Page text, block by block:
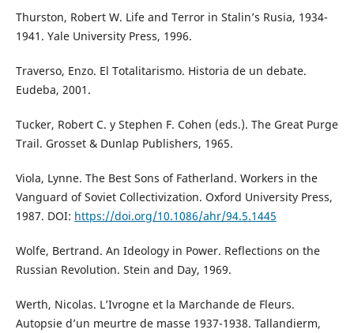
Thurston, Robert W. Life and Terror in Stalin’s Rusia, 1934-
1941. Yale University Press, 1996.
Traverso, Enzo. El Totalitarismo. Historia de un debate.
Eudeba, 2001.
Tucker, Robert C. y Stephen F. Cohen (eds.). The Great Purge
Trail. Grosset & Dunlap Publishers, 1965.
Viola, Lynne. The Best Sons of Fatherland. Workers in the
Vanguard of Soviet Collectivization. Oxford University Press,
1987. DOI: https://doi.org/10.1086/ahr/94.5.1445
Wolfe, Bertrand. An Ideology in Power. Reflections on the
Russian Revolution. Stein and Day, 1969.
Werth, Nicolas. L’Ivrogne et la Marchande de Fleurs.
Autopsie d’un meurtre de masse 1937-1938. Tallandierm,